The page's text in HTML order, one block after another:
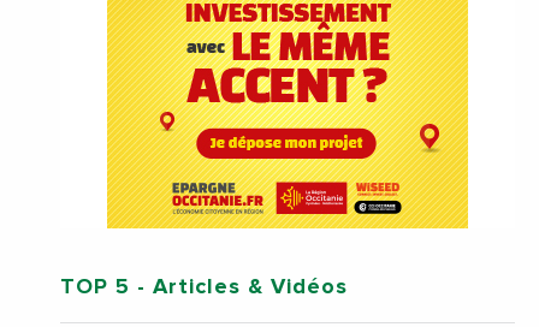
TOP 5 - Articles & Vidéos